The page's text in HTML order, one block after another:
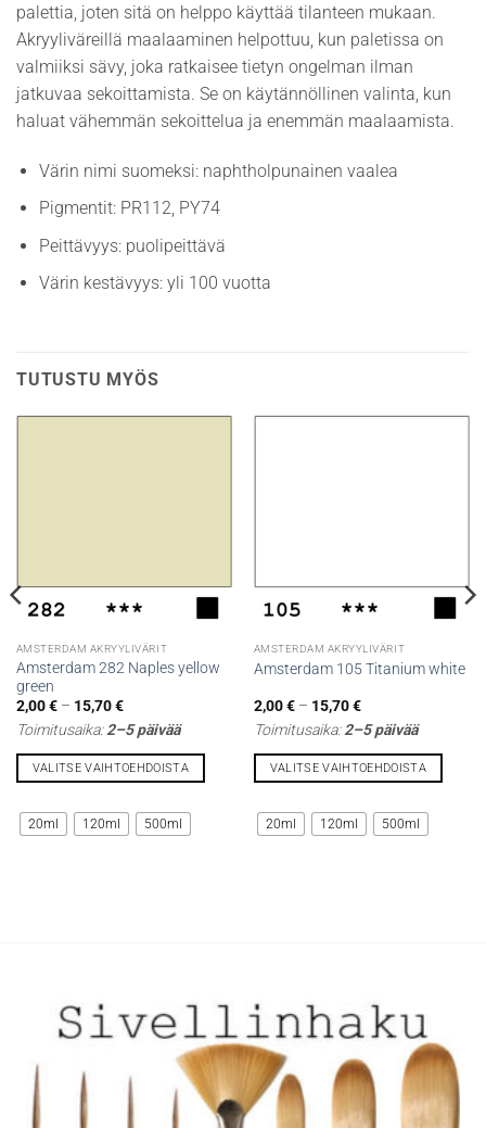
palettia, joten sitä on helppo käyttää tilanteen mukaan.
Akryyliväreillä maalaaminen helpottuu, kun paletissa on
valmiiksi sävy, joka ratkaisee tietyn ongelman ilman
jatkuvaa sekoittamista. Se on käytännöllinen valinta, kun
haluat vähemmän sekoittelua ja enemmän maalaamista.
Värin nimi suomeksi: naphtholpunainen vaalea
Pigmentit: PR112, PY74
Peittävyys: puolipeittävä
Värin kestävyys: yli 100 vuotta
TUTUSTU MYÖS
AMSTERDAM AKRYYLIVÄRIT
Amsterdam 282 Naples yellow
green
2,00€ – 15,70€Hintaluokka:
2,00 €
-
Toimitusaika:2–5 päivää
VALITSE VAIHTOEHDOISTA
tuotteella
on
20ml 120ml 500ml
AMSTERDAM AKRYYLIVÄRIT
Amsterdam 105 Titanium white
2,00€ – 15,70€Hintaluokka:
2,00 €
-
Toimitusaika:2–5 päivää
VALITSE VAIHTOEHDOISTA
tuotteella
on
20ml 120ml 500ml